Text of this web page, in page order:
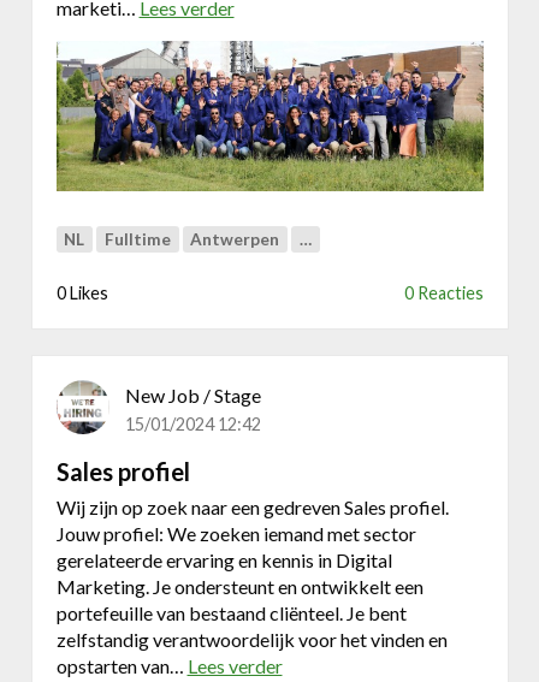
marketi… Lees verdero
e
r
B
u
s
i
e
e
l
m
e
n
t
m
a
n
NL Fulltime Antwerpen …
0 Likes 0 Reacties
New Job / Stage
15/01/2024 12:42
Sales profiel
Wij zijn op zoek naar een gedreven Sales profiel.
Jouw profiel: We zoeken iemand met sector
gerelateerde ervaring en kennis in Digital
Marketing. Je ondersteunt en ontwikkelt een
portefeuille van bestaand cliënteel. Je bent
zelfstandig verantwoordelijk voor het vinden en
opstarten van… Lees verdero
Bedrijvenzoeker
Over FeWeb
Lid worden Account
Zoeken